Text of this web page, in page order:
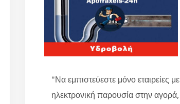
"Να εμπιστεύεστε μόνο εταιρείες με
ηλεκτρονική παρουσία στην αγορά,